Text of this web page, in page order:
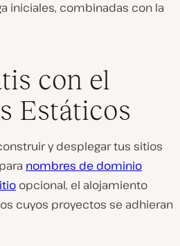
iniciales, combinadas con la
con el
Estáticos
y desplegar tus sitios
nombres de dominio
opcional, el alojamiento
cuyos proyectos se adhieran